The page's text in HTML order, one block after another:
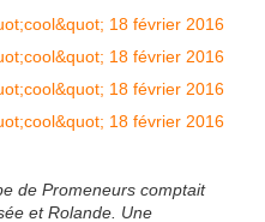
de Promeneurs comptait
et Rolande. Une